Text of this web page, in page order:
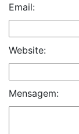
Email:
Website:
Mensagem: